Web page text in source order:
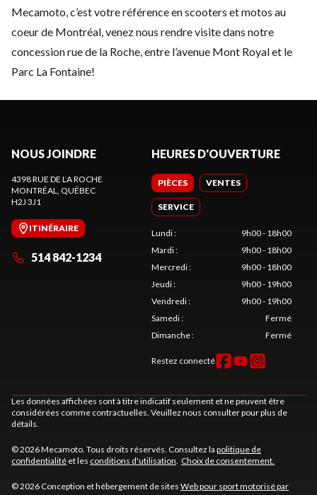
Mecamoto, c’est votre référence en scooters et motos au
coeur de Montréal, venez nous rendre visite dans notre
concession rue de la Roche, entre l’avenue Mont Royal et le
Parc La Fontaine!
NOUS JOINDRE
4398 RUE DE LA ROCHE
MONTRÉAL, QUÉBEC
H2J 3J1
ITINÉRAIRE
514 842-1234
HEURES D'OUVERTURE
PIÈCES VENTES
SERVICE
Lundi:
9h00 - 18h00
Mardi:
9h00 - 18h00
Mercredi:
9h00 - 18h00
Jeudi:
9h00 - 19h00
Vendredi:
9h00 - 19h00
Samedi:
Fermé
Dimanche: Fermé
Restez connecté
Les données affichées sont à titre indicatif seulement et ne peuvent être
considérées comme contractuelles. Veuillez nous consulter pour plus de
détails.
© 2026 Mecamoto. Tous droits réservés. Consultez la politique de
confidentialité et les conditions d'utilisation. Choix de consentement.
© 2026 Conception et hébergement de sites Web pour sport motorisé par